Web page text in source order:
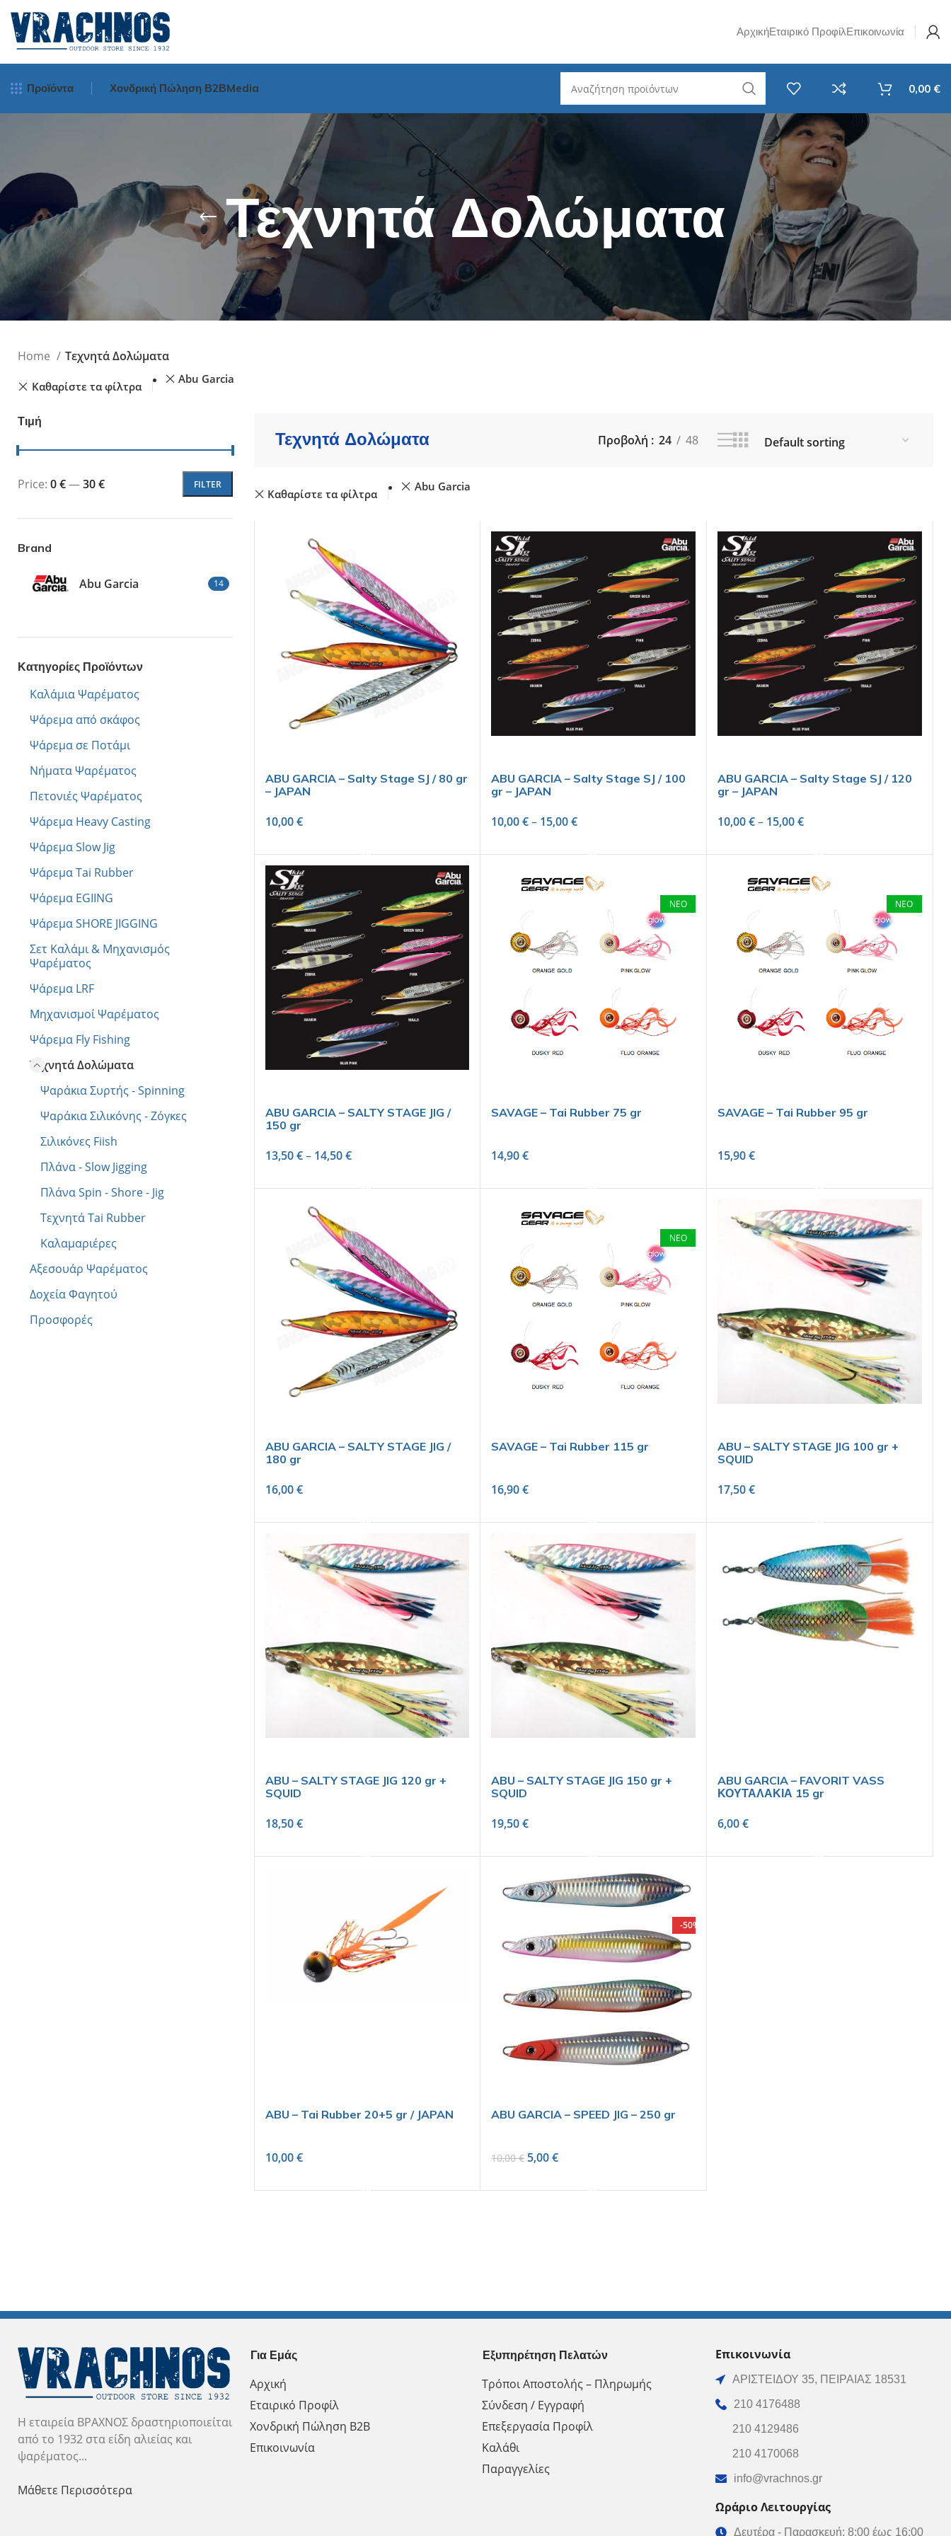
ΑρχικήΕταιρικό ΠροφίλΕπικοινωνία
Προϊόντα
Μηχανισμοί Ψαρέματος
Surf Casting
Bait Cast - Οριζόντιου Τυμπάνου
Οριζοντίου Tυμπάνου
Νήματα Ψαρέματος
Πετονιές Ψαρέματος
Πετονιές
Πετονιές Αόρατες (Fluorocarbon)
Τεχνητά Δολώματα
Καλαμαριέρες
Καλάμια Ψαρέματος
Spinning - Τηλεσκοπικά
Spinning 2 τεμαχίων
Spinning 3 / 4 / 5 τεμαχίων
Spinning LRF
EGI - Για Καλαμάρια
Καθετή & Καλαμάρια (από
Βάρκα)
Surf Casting - Τηλεσκοπικά
Surf Casting - 3 Tεμαχίων
Ψάρεμα από σκάφος
Ψάρεμα LRF
Καλάμια LRF
Mηχανισμοί LRF
Πετονιές - Νήματα LRF
Ψάρεμα σε Ποτάμι
Καλάμια για Ποτάμι
Σετ Καλάμι & Μηχανισμός
Ψαρέματος
Spinning
Καθετή
EGI - Για Καλαμάρια & Σουπιές
Surf Casting
Συρτής
Αξεσουάρ Ψαρέματος
Στριφτάρια - Βαρίδια
Τσάντες / Ψυγεία / Απόχες
Χονδρική Πώληση Β2ΒMedia 0,00 €
Τεχνητά Δολώματα
Home Τεχνητά Δολώματα
Καθαρίστε τα φίλτρα
Abu Garcia
Τιμή
FILTER
Price: 0 €—30 €
Brand
Abu Garcia 14
Κατηγορίες Προϊόντων
Καλάμια Ψαρέματος
Ψάρεμα από σκάφος
Ψάρεμα σε Ποτάμι
Νήματα Ψαρέματος
Πετονιές Ψαρέματος
Ψάρεμα Heavy Casting
Ψάρεμα Slow Jig
Ψάρεμα Tai Rubber
Ψάρεμα EGIING
Ψάρεμα SHORE JIGGING
Σετ Καλάμι & Μηχανισμός
Ψαρέματος
Ψάρεμα LRF
Μηχανισμοί Ψαρέματος
Ψάρεμα Fly Fishing
Τεχνητά Δολώματα
Ψαράκια Συρτής - Spinning
Ψαράκια Σιλικόνης - Ζόγκες
Σιλικόνες Fiish
Πλάνα - Slow Jigging
Πλάνα Spin - Shore - Jig
Τεχνητά Tai Rubber
Καλαμαριέρες
Αξεσουάρ Ψαρέματος
Δοχεία Φαγητού
Προσφορές
Τεχνητά Δολώματα Προβολή 24 48
Καθαρίστε τα φίλτρα
Abu Garcia
ABU GARCIA – Salty Stage SJ / 80 gr
– JAPAN
10,00€
ABU GARCIA – Salty Stage SJ / 100
gr – JAPAN
10,00€– 15,00€
ABU GARCIA – Salty Stage SJ / 120
gr – JAPAN
10,00€– 15,00€
ABU GARCIA – SALTY STAGE JIG /
150 gr
13,50€– 14,50€
ΝΕΟ
SAVAGE – Tai Rubber 75 gr
14,90€
ΝΕΟ
SAVAGE – Tai Rubber 95 gr
15,90€
ABU GARCIA – SALTY STAGE JIG /
180 gr
16,00€
ΝΕΟ
SAVAGE – Tai Rubber 115 gr
16,90€
ABU – SALTY STAGE JIG 100 gr +
SQUID
17,50€
ABU – SALTY STAGE JIG 120 gr +
SQUID
18,50€
ABU – SALTY STAGE JIG 150 gr +
SQUID
19,50€
ABU GARCIA – FAVORIT VASS
ΚΟΥΤΑΛΑΚΙΑ 15 gr
6,00€
ABU – Tai Rubber 20+5 gr / JAPAN
10,00€
-50%
ABU GARCIA – SPEED JIG – 250 gr
10,00€ 5,00€
Η εταιρεία ΒΡΑΧΝΟΣ δραστηριοποιείται
από το 1932 στα είδη αλιείας και
ψαρέματος...
Μάθετε Περισσότερα
Για Εμάς
Αρχική
Εταιρικό Προφίλ
Χονδρική Πώληση Β2Β
Επικοινωνία
Εξυπηρέτηση Πελατών
Τρόποι Αποστολής – Πληρωμής
Σύνδεση / Εγγραφή
Επεξεργασία Προφίλ
Καλάθι
Παραγγελίες
Επικοινωνία
ΑΡΙΣΤΕΙΔΟΥ 35, ΠΕΙΡΑΙΑΣ 18531
210 4176488
210 4129486
210 4170068
info@vrachnos.gr
Ωράριο Λειτουργίας
Δευτέρα - Παρασκευή: 8:00 έως 16:00